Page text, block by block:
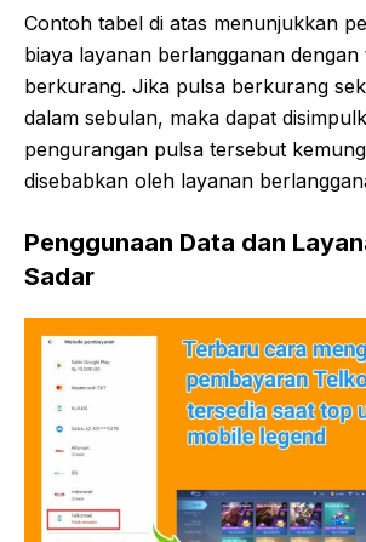
Contoh tabel di atas menunjukkan
biaya layanan berlangganan
berkurang. Jika pulsa berkurang
dalam sebulan, maka dapat
pengurangan pulsa tersebut
disebabkan oleh layanan
Penggunaan Data dan
Sadar